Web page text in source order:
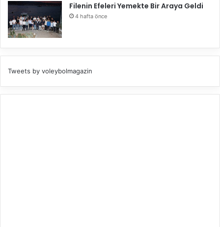
Filenin Efeleri Yemekte Bir Araya Geldi
4 hafta önce
Tweets by voleybolmagazin